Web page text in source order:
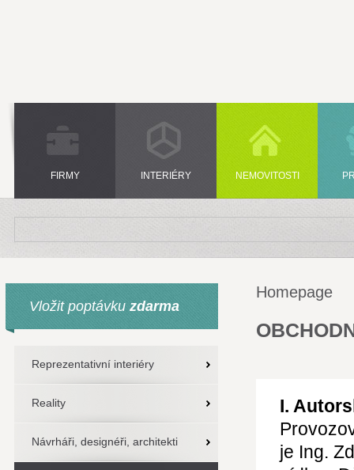
FIRMY INTERIÉRY NEMOVITOSTI
Vložit poptávku zdarma
Reprezentativní interiéry
Reality
Návrháři, designéři, architekti
Homepage
I.
je Ing.